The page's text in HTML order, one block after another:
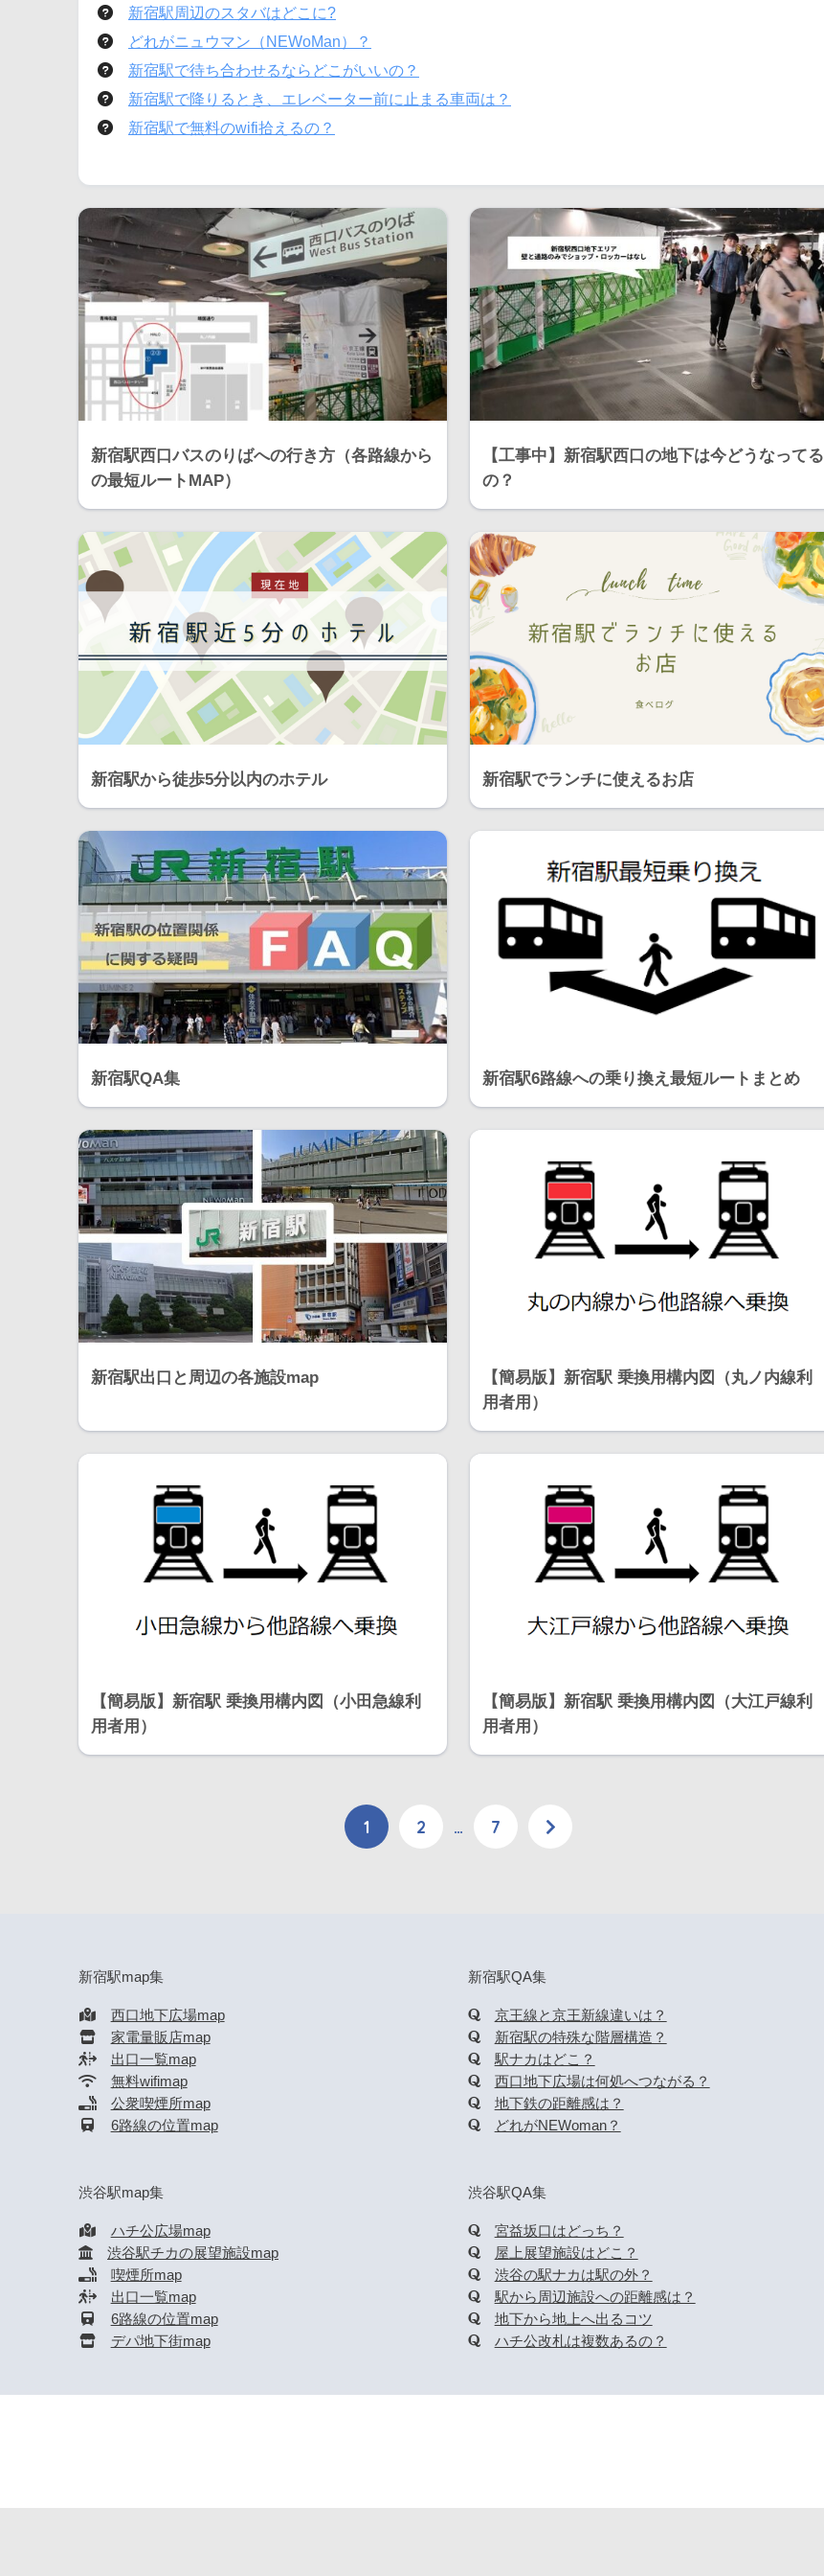
新宿駅周辺のスタバはどこに?
どれがニュウマン（NEWoMan）？
新宿駅で待ち合わせるならどこがいいの？
新宿駅で降りるとき、エレベーター前に止まる車両は？
新宿駅で無料のwifi拾えるの？
新宿駅西口バスのりばへの行き方（各路線から
の最短ルートMAP）
【工事中】新宿駅西口の地下は今どうなってる
の？
新宿駅から徒歩5分以内のホテル 新宿駅でランチに使えるお店
新宿駅QA集 新宿駅6路線への乗り換え最短ルートまとめ
新宿駅出口と周辺の各施設map
【簡易版】新宿駅 乗換用構内図（丸ノ内線利
用者用）
【簡易版】新宿駅 乗換用構内図（小田急線利
用者用）
【簡易版】新宿駅 乗換用構内図（大江戸線利
用者用）
1 2 … 7
新宿駅map集
西口地下広場map
家電量販店map
出口一覧map
無料wifimap
公衆喫煙所map
6路線の位置map
渋谷駅map集
ハチ公広場map
渋谷駅チカの展望施設map
喫煙所map
出口一覧map
6路線の位置map
デパ地下街map
新宿駅QA集
京王線と京王新線違いは？
新宿駅の特殊な階層構造？
駅ナカはどこ？
西口地下広場は何処へつながる？
地下鉄の距離感は？
どれがNEWoman？
渋谷駅QA集
宮益坂口はどっち？
屋上展望施設はどこ？
渋谷の駅ナカは駅の外？
駅から周辺施設への距離感は？
地下から地上へ出るコツ
ハチ公改札は複数あるの？